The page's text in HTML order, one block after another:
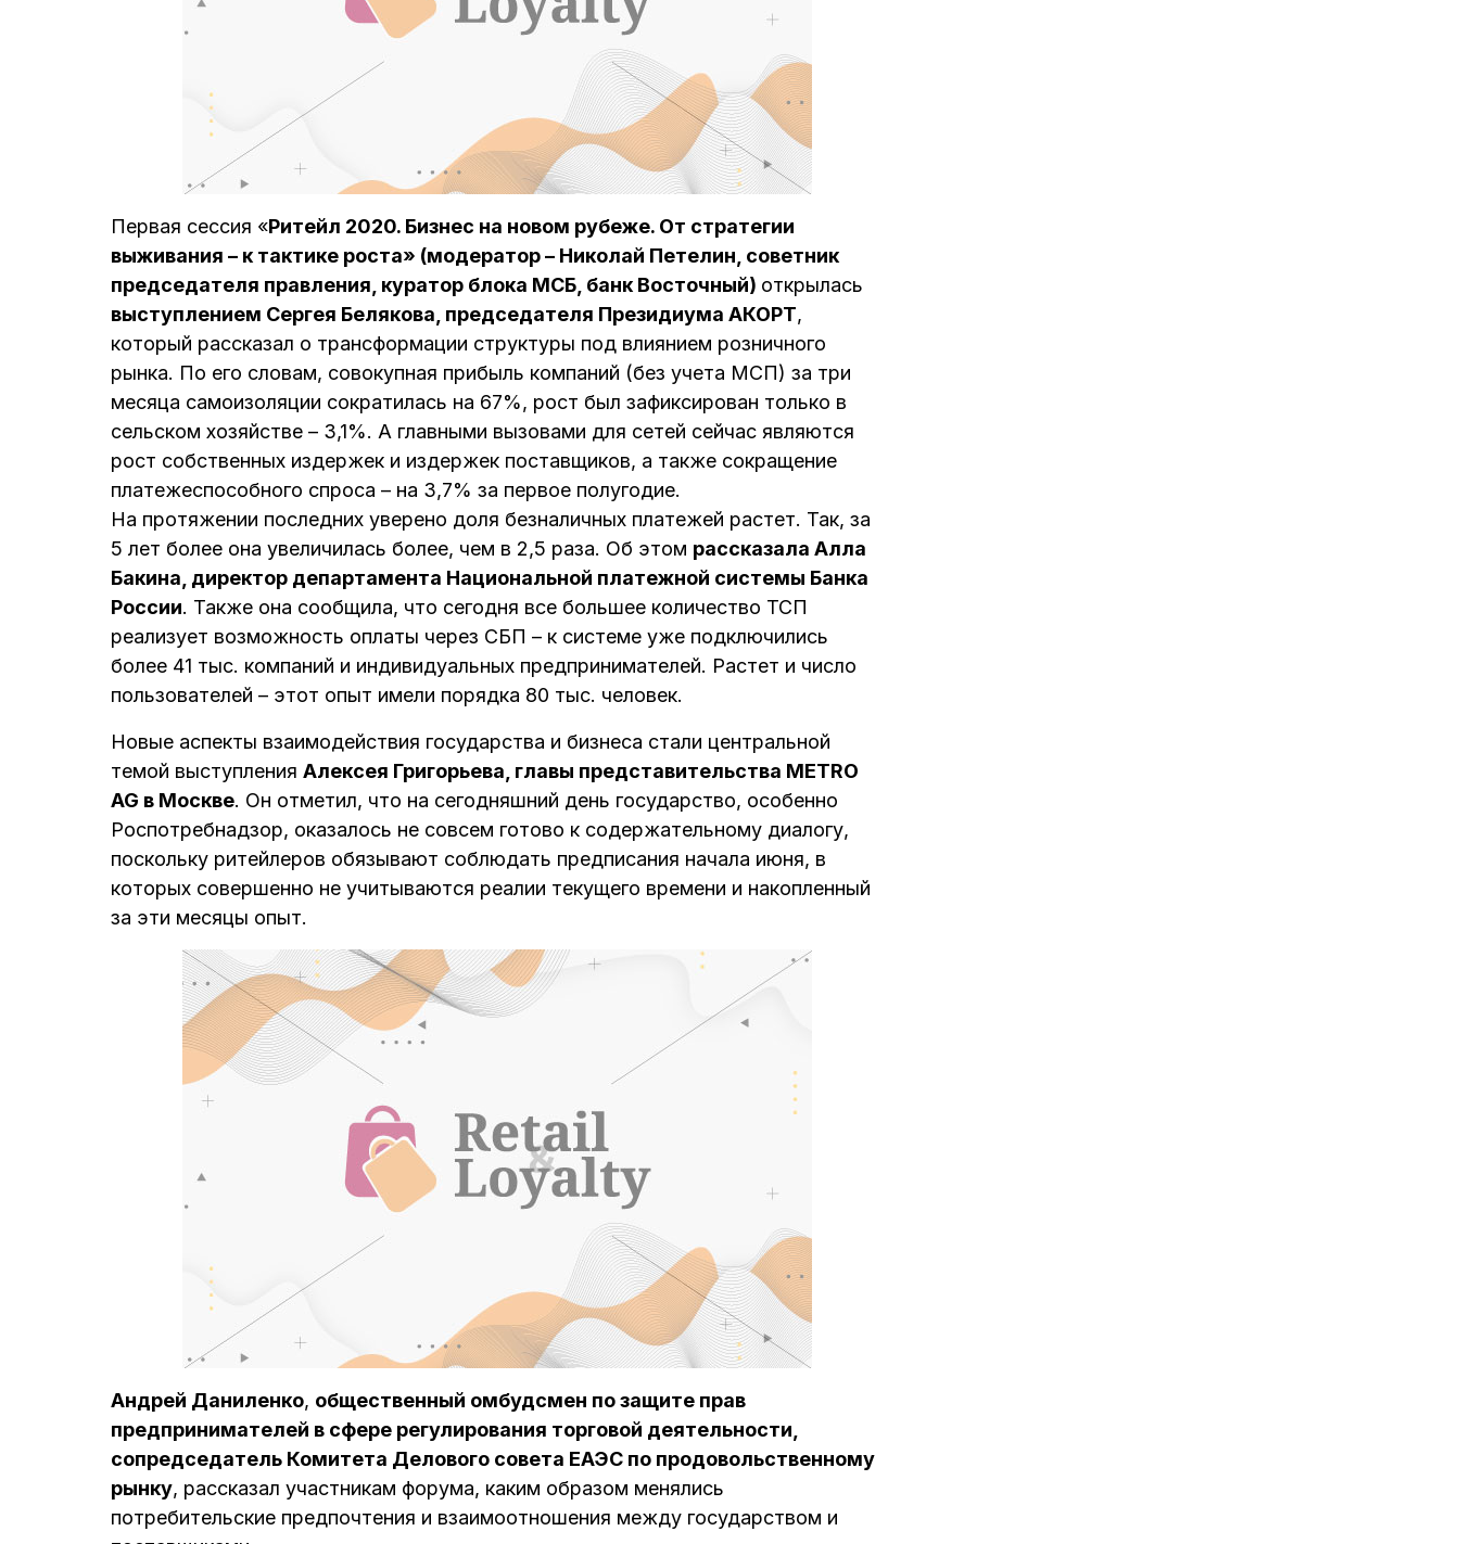
Первая сессия «Ритейл 2020. Бизнес на новом рубеже. От стратегии
выживания – к тактике роста» (модератор – Николай Петелин, советник
председателя правления, куратор блока МСБ, банк Восточный) открылась
выступлением Сергея Белякова , председателя Президиума АКОРТ,
который рассказал о трансформации структуры под влиянием розничного
рынка. По его словам, совокупная прибыль компаний (без учета МСП) за три
месяца самоизоляции сократилась на 67%, рост был зафиксирован только в
сельском хозяйстве – 3,1%. А главными вызовами для сетей сейчас являются
рост собственных издержек и издержек поставщиков, а также сокращение
платежеспособного спроса – на 3,7% за первое полугодие.
На протяжении последних уверено доля безналичных платежей растет. Так, за
5 лет более она увеличилась более, чем в 2,5 раза. Об этом рассказала Алла
Бакина , директор департамента Национальной платежной системы Банка
России. Также она сообщила, что сегодня все большее количество ТСП
реализует возможность оплаты через СБП – к системе уже подключились
более 41 тыс. компаний и индивидуальных предпринимателей. Растет и число
пользователей – этот опыт имели порядка 80 тыс. человек.
Новые аспекты взаимодействия государства и бизнеса стали центральной
темой выступления Алексея Григорьева , главы представительства METRO
AG в Москве. Он отметил, что на сегодняшний день государство, особенно
Роспотребнадзор, оказалось не совсем готово к содержательному диалогу,
поскольку ритейлеров обязывают соблюдать предписания начала июня, в
которых совершенно не учитываются реалии текущего времени и накопленный
за эти месяцы опыт.
Андрей Даниленко, общественный омбудсмен по защите прав
предпринимателей в сфере регулирования торговой деятельности,
сопредседатель Комитета Делового совета ЕАЭС по продовольственному
рынку, рассказал участникам форума, каким образом менялись
потребительские предпочтения и взаимоотношения между государством и